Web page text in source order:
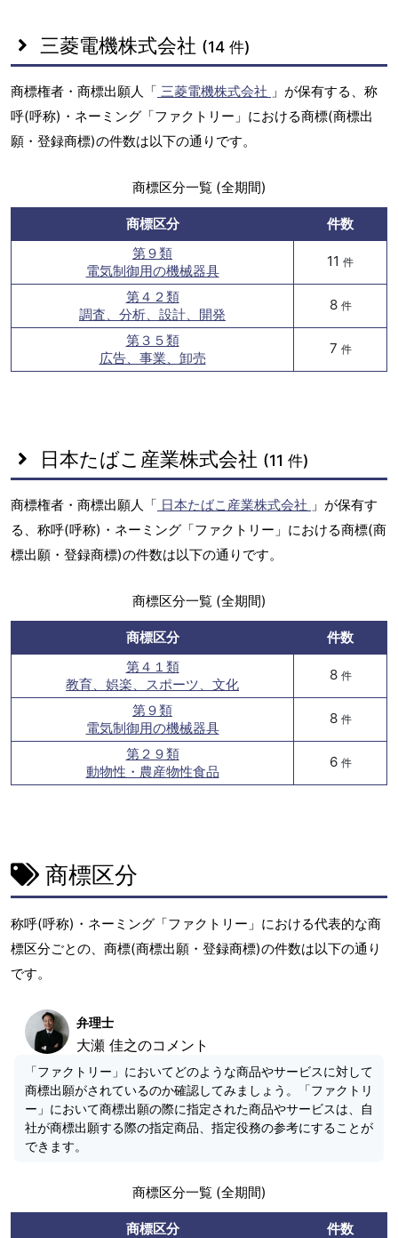
三菱電機株式会社 (14 件)
商標権者・商標出願人「 三菱電機株式会社 」が保有する、称
呼(呼称)・ネーミング「ファクトリー」における商標(商標出
願・登録商標)の件数は以下の通りです。
商標区分一覧 (全期間)
商標区分
件数
第９類
電気制御用の機械器具
11 件
第４２類
調査、分析、設計、開発
8 件
第３５類
広告、事業、卸売
7 件
日本たばこ産業株式会社 (11 件)
商標権者・商標出願人「 日本たばこ産業株式会社 」が保有す
る、称呼(呼称)・ネーミング「ファクトリー」における商標(商
標出願・登録商標)の件数は以下の通りです。
商標区分一覧 (全期間)
商標区分
件数
第４１類
教育、娯楽、スポーツ、文化
8 件
第９類
電気制御用の機械器具
8 件
第２９類
動物性・農産物性食品
6 件
商標区分
称呼(呼称)・ネーミング「ファクトリー」における代表的な商
標区分ごとの、商標(商標出願・登録商標)の件数は以下の通り
です。
弁理士
大瀬 佳之のコメント
「ファクトリー」においてどのような商品やサービスに対して
商標出願がされているのか確認してみましょう。「ファクトリ
ー」において商標出願の際に指定された商品やサービスは、自
社が商標出願する際の指定商品、指定役務の参考にすることが
できます。
商標区分一覧 (全期間)
商標区分 件数